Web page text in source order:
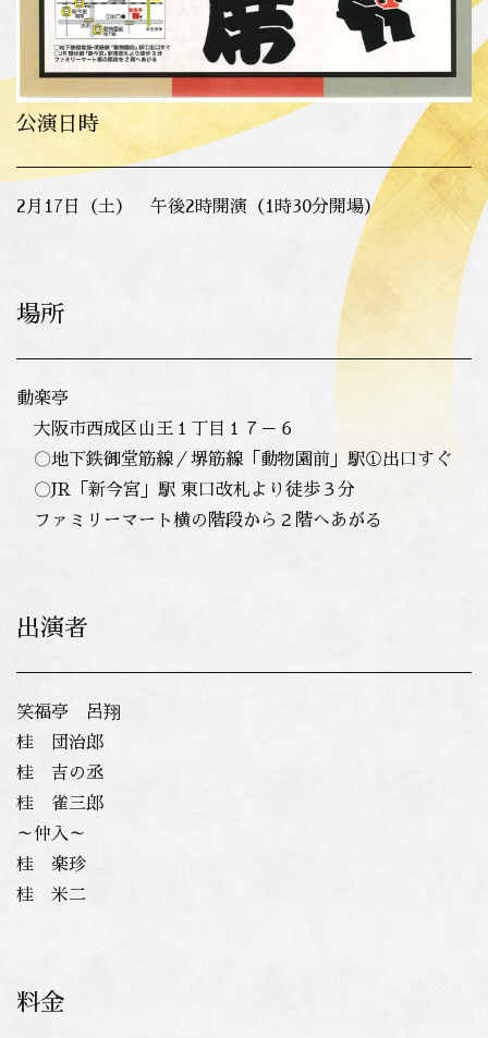
公演日時
2月17日（土） 午後2時開演（1時30分開場）
場所
動楽亭
大阪市西成区山王１丁目１７－６
〇地下鉄御堂筋線／堺筋線「動物園前」駅①出口すぐ
〇JR「新今宮」駅 東口改札より徒歩３分
ファミリーマート横の階段から２階へあがる
出演者
笑福亭 呂翔
桂 団治郎
桂 吉の丞
桂 雀三郎
～仲入～
桂 楽珍
桂 米二
料金